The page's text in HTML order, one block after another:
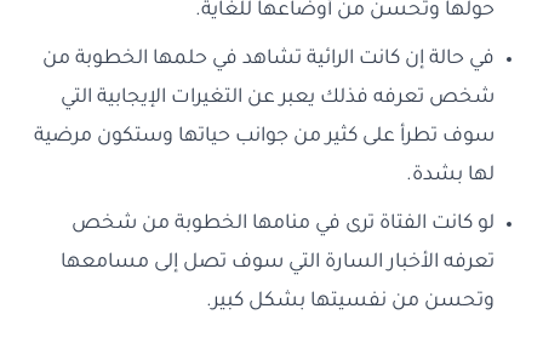
حولها وتحسن من أوضاعها للغاية.
في حالة إن كانت الرائية تشاهد في حلمها الخطوبة من
شخص تعرفه فذلك يعبر عن التغيرات الإيجابية التي
سوف تطرأ على كثير من جوانب حياتها وستكون مرضية
لها بشدة.
لو كانت الفتاة ترى في منامها الخطوبة من شخص
تعرفه الأخبار السارة التي سوف تصل إلى مسامعها
وتحسن من نفسيتها بشكل كبير.